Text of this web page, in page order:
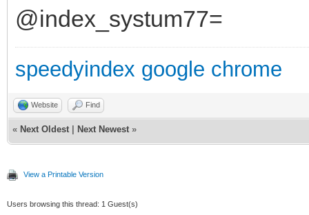
@index_systum77=
speedyindex google chrome
Website Find
« Next Oldest Next Newest »
View a Printable Version
Users browsing this thread: 1 Guest(s)